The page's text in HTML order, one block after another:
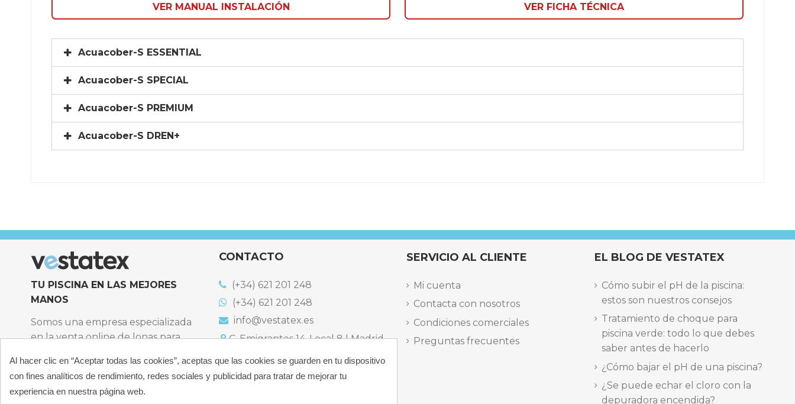
VER MANUAL INSTALACIÓN VER FICHA TÉCNICA
Acuacober-S ESSENTIAL
Acuacober-S SPECIAL
Acuacober-S PREMIUM
Acuacober-S DREN+
TU PISCINA EN LAS MEJORES
MANOS
Somos una empresa especializada
en la venta online de lonas para
climatización, limpieza y
desinfección para piscinas privadas
particulares.
CONTACTO
(+34) 621 201 248
(+34) 621 201 248
info@vestatex.es
C. Emigrantes 14, Local 8 | Madrid,
Bulevard dels Musics, 11 | Alicante,
España
SERVICIO AL CLIENTE
Mi cuenta
Contacta con nosotros
Condiciones comerciales
Preguntas frecuentes
EL BLOG DE VESTATEX
Cómo subir el pH de la piscina:
estos son nuestros consejos
Tratamiento de choque para
piscina verde: todo lo que debes
saber antes de hacerlo
¿Cómo bajar el pH de una piscina?
¿Se puede echar el cloro con la
depuradora encendida?
Al hacer clic en “Aceptar todas las cookies”, aceptas que las cookies se guarden en tu dispositivo
con fines analíticos de rendimiento, redes sociales y publicidad para tratar de mejorar tu
experiencia en nuestra página web.